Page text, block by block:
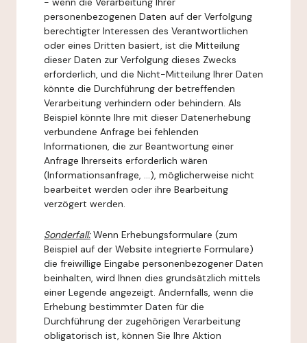
personenbezogenen Daten auf der Verfolgung
berechtigter Interessen des Verantwortlichen
oder eines Dritten basiert, ist die Mitteilung
dieser Daten zur Verfolgung dieses Zwecks
erforderlich, und die Nicht-Mitteilung Ihrer Daten
könnte die Durchführung der betreffenden
Verarbeitung verhindern oder behindern. Als
Beispiel könnte Ihre mit dieser Datenerhebung
verbundene Anfrage bei fehlenden
Informationen, die zur Beantwortung einer
Anfrage Ihrerseits erforderlich wären
(Informationsanfrage, ...), möglicherweise nicht
bearbeitet werden oder ihre Bearbeitung
verzögert werden.
Sonderfall:Wenn Erhebungsformulare (zum
Beispiel auf der Website integrierte Formulare)
die freiwillige Eingabe personenbezogener Daten
beinhalten, wird Ihnen dies grundsätzlich mittels
einer Legende angezeigt. Andernfalls, wenn die
Erhebung bestimmter Daten für die
Durchführung der zugehörigen Verarbeitung
obligatorisch ist, können Sie Ihre Aktion